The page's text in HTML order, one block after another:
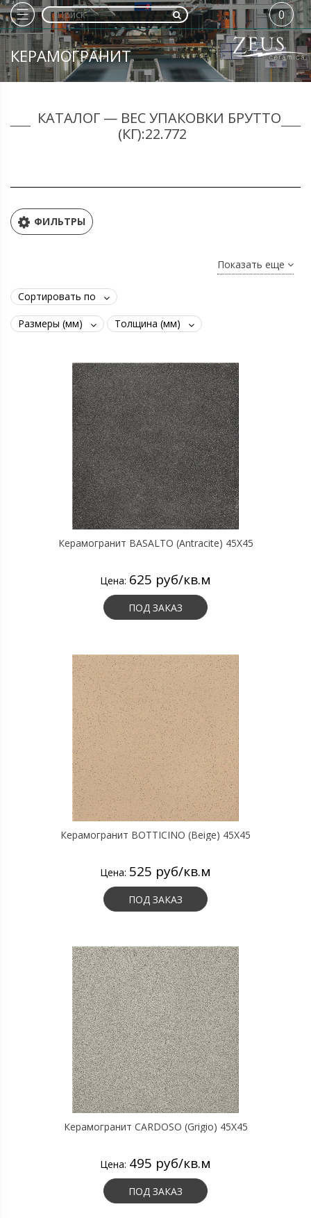
КЕРАМОГРАНИТ
0
КАТАЛОГ — ВЕС УПАКОВКИ БРУТТО
(КГ):22.772
ФИЛЬТРЫ
Показать еще
Сортировать по
Размеры (мм) Толщина (мм)
Керамогранит BASALTO (Antracite) 45X45
Цена: 625 руб/кв.м
ПОД ЗАКАЗ
Керамогранит BOTTICINO (Beige) 45X45
Цена: 525 руб/кв.м
ПОД ЗАКАЗ
Керамогранит CARDOSO (Grigio) 45X45
Цена: 495 руб/кв.м
ПОД ЗАКАЗ